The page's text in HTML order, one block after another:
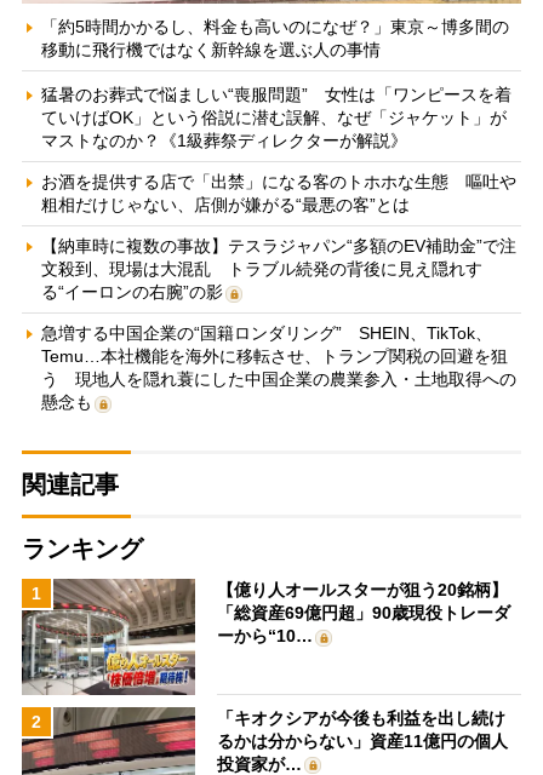
「約5時間かかるし、料金も高いのになぜ？」東京～博多間の
移動に飛行機ではなく新幹線を選ぶ人の事情
猛暑のお葬式で悩ましい“喪服問題” 女性は「ワンピースを着
ていけばOK」という俗説に潜む誤解、なぜ「ジャケット」が
マストなのか？《1級葬祭ディレクターが解説》
お酒を提供する店で「出禁」になる客のトホホな生態 嘔吐や
粗相だけじゃない、店側が嫌がる“最悪の客”とは
【納車時に複数の事故】テスラジャパン“多額のEV補助金”で注
文殺到、現場は大混乱 トラブル続発の背後に見え隠れす
る“イーロンの右腕”の影
急増する中国企業の“国籍ロンダリング” SHEIN、TikTok、
Temu…本社機能を海外に移転させ、トランプ関税の回避を狙
う 現地人を隠れ蓑にした中国企業の農業参入・土地取得への
懸念も
関連記事
ランキング
1
【億り人オールスターが狙う20銘柄】
「総資産69億円超」90歳現役トレーダ
ーから“10…
2
「キオクシアが今後も利益を出し続け
るかは分からない」資産11億円の個人
投資家が…